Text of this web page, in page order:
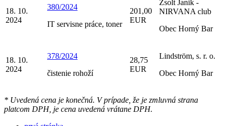
18. 10.
2024
380/2024
IT servisne práce, toner
201,00
EUR
Zsolt Janik -
NIRVANA club
Obec Horný Bar
18. 10.
2024
378/2024
čistenie rohoží
28,75
EUR
Lindström, s. r. o.
Obec Horný Bar
* Uvedená cena je konečná. V prípade, že je zmluvná strana
platcom DPH, je cena uvedená vrátane DPH.